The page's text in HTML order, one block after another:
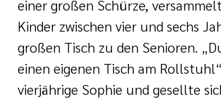
einer großen Schürze,
Kinder zwischen vier und sechs
großen Tisch zu den Senioren.
einen eigenen Tisch am
vierjährige Sophie und gesellte